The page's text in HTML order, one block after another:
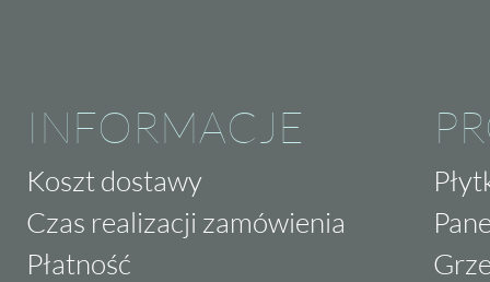
INFORMACJE
Koszt dostawy
Czas realizacji zamówienia
Płatność